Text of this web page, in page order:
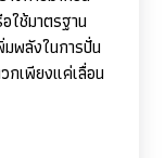
ใช้มาตรฐาน
มพลังในการปั่น
กเพียงแค่เลื่อน